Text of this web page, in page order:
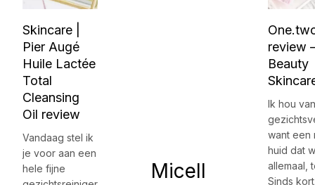
Skincare |
Pier Augé
Huile Lactée
Total
Cleansing
Oil review
Vandaag stel ik
je voor aan een
hele fijne
Micell
review
Beauty
Ik hou
want een
huid dat
allemaal,
Sinds